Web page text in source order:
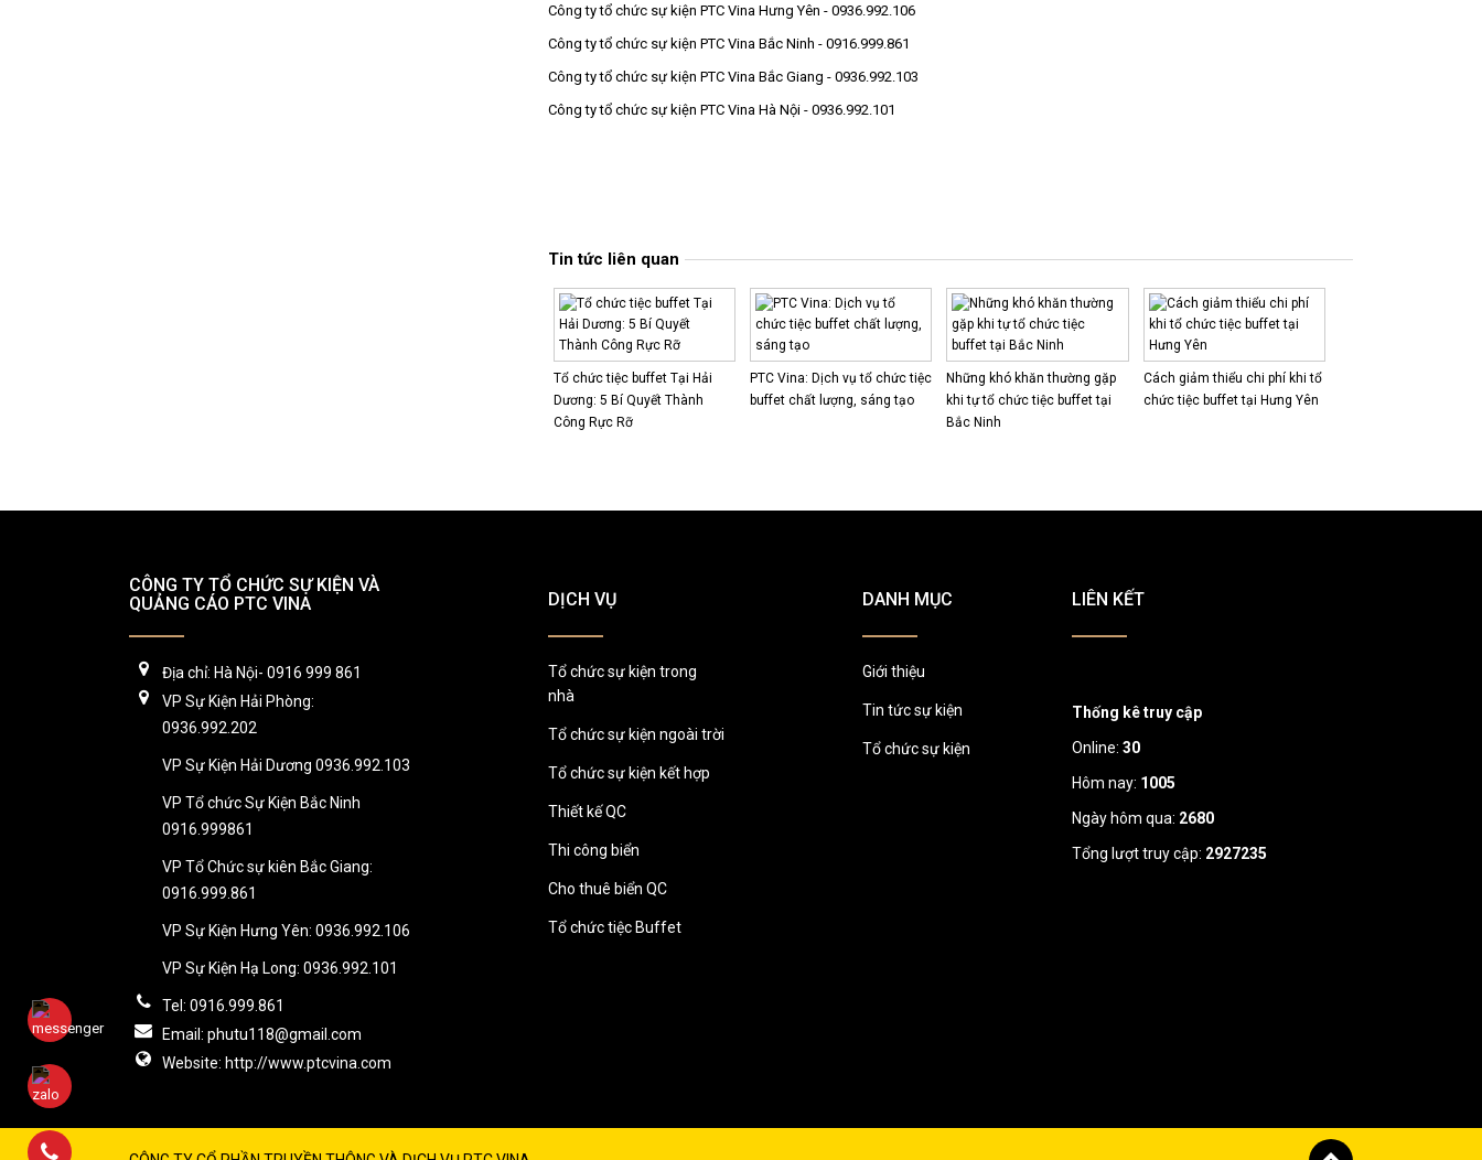
Công ty tổ chức sự kiện PTC Vina Hưng Yên - 0936.992.106
Công ty tổ chức sự kiện PTC Vina Bắc Ninh - 0916.999.861
Công ty tổ chức sự kiện PTC Vina Bắc Giang - 0936.992.103
Công ty tổ chức sự kiện PTC Vina Hà Nội - 0936.992.101
Tin tức liên quan
Tổ chức tiệc buffet Tại Hải
Dương: 5 Bí Quyết Thành
Công Rực Rỡ
PTC Vina: Dịch vụ tổ chức tiệc
buffet chất lượng, sáng tạo
Những khó khăn thường gặp
khi tự tổ chức tiệc buffet tại
Bắc Ninh
Cách giảm thiểu chi phí khi tổ
chức tiệc buffet tại Hưng Yên
CÔNG TY TỔ CHỨC SỰ KIỆN VÀ
QUẢNG CÁO PTC VINA
Địa chỉ: Hà Nội- 0916 999 861
VP Sự Kiện Hải Phòng:
0936.992.202
VP Sự Kiện Hải Dương 0936.992.103
VP Tổ chức Sự Kiện Bắc Ninh
0916.999861
VP Tổ Chức sự kiên Bắc Giang:
0916.999.861
VP Sự Kiện Hưng Yên: 0936.992.106
VP Sự Kiện Hạ Long: 0936.992.101
Tel: 0916.999.861
Email: phutu118@gmail.com
Website: http://www.ptcvina.com
DỊCH VỤ
Tổ chức sự kiện trong
nhà
Tổ chức sự kiện ngoài trời
Tổ chức sự kiện kết hợp
Thiết kế QC
Thi công biển
Cho thuê biển QC
Tổ chức tiệc Buffet
DANH MỤC
Giới thiệu
Tin tức sự kiện
Tổ chức sự kiện
LIÊN KẾT
Thống kê truy cập
Online: 30
Hôm nay: 1005
Ngày hôm qua: 2680
Tổng lượt truy cập: 2927235